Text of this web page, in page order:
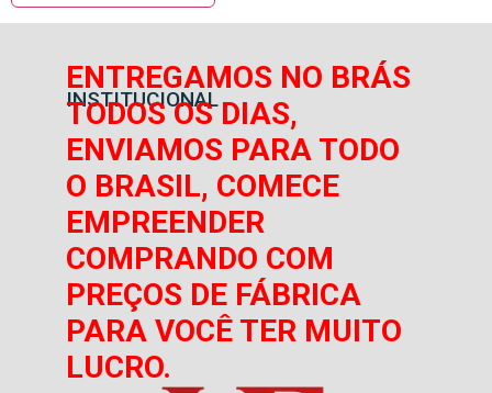
INSTITUCIONAL
ENTREGAMOS NO BRÁS
TODOS OS DIAS,
ENVIAMOS PARA TODO
O BRASIL, COMECE
EMPREENDER
COMPRANDO COM
PREÇOS DE FÁBRICA
PARA VOCÊ TER MUITO
LUCRO.